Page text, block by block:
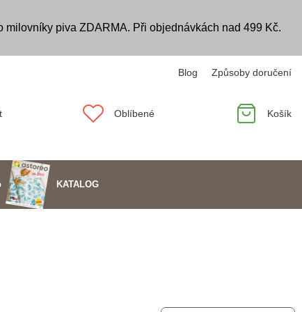
piva ZDARMA. Při objednávkách nad 499 Kč.
Blog Způsoby doručení
Oblíbené Košík
KATALOG